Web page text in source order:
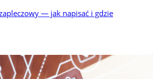
— jak napisać i gdzie